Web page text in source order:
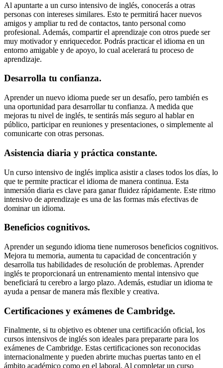
Al apuntarte a un curso intensivo de inglés, conocerás a otras
personas con intereses similares. Esto te permitirá hacer nuevos
amigos y ampliar tu red de contactos, tanto personal como
profesional. Además, compartir el aprendizaje con otros puede ser
muy motivador y enriquecedor. Podrás practicar el idioma en un
entorno amigable y de apoyo, lo cual acelerará tu proceso de
aprendizaje.
Desarrolla tu confianza.
Aprender un nuevo idioma puede ser un desafío, pero también es
una oportunidad para desarrollar tu confianza. A medida que
mejoras tu nivel de inglés, te sentirás más seguro al hablar en
público, participar en reuniones y presentaciones, o simplemente al
comunicarte con otras personas.
Asistencia diaria y práctica constante.
Un curso intensivo de inglés implica asistir a clases todos los días, lo
que te permite practicar el idioma de manera continua. Esta
inmersión diaria es clave para ganar fluidez rápidamente. Este ritmo
intensivo de aprendizaje es una de las formas más efectivas de
dominar un idioma.
Beneficios cognitivos.
Aprender un segundo idioma tiene numerosos beneficios cognitivos.
Mejora tu memoria, aumenta tu capacidad de concentración y
desarrolla tus habilidades de resolución de problemas. Aprender
inglés te proporcionará un entrenamiento mental intensivo que
beneficiará tu cerebro a largo plazo. Además, estudiar un idioma te
ayuda a pensar de manera más flexible y creativa.
Certificaciones y exámenes de Cambridge.
Finalmente, si tu objetivo es obtener una certificación oficial, los
cursos intensivos de inglés son ideales para prepararte para los
exámenes de Cambridge. Estas certificaciones son reconocidas
internacionalmente y pueden abrirte muchas puertas tanto en el
ámbito académico como en el laboral. Al completar un curso